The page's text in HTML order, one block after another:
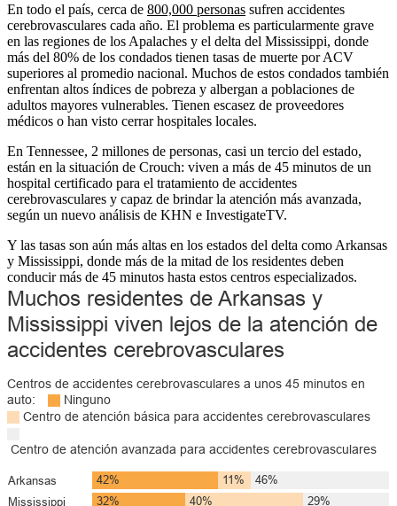
En todo el país, cerca de 800,000 personas sufren accidentes
cerebrovasculares cada año. El problema es particularmente grave
en las regiones de los Apalaches y el delta del Mississippi, donde
más del 80% de los condados tienen tasas de muerte por ACV
superiores al promedio nacional. Muchos de estos condados también
enfrentan altos índices de pobreza y albergan a poblaciones de
adultos mayores vulnerables. Tienen escasez de proveedores
médicos o han visto cerrar hospitales locales.
En Tennessee, 2 millones de personas, casi un tercio del estado,
están en la situación de Crouch: viven a más de 45 minutos de un
hospital certificado para el tratamiento de accidentes
cerebrovasculares y capaz de brindar la atención más avanzada,
según un nuevo análisis de KHN e InvestigateTV.
Y las tasas son aún más altas en los estados del delta como Arkansas
y Mississippi, donde más de la mitad de los residentes deben
conducir más de 45 minutos hasta estos centros especializados.